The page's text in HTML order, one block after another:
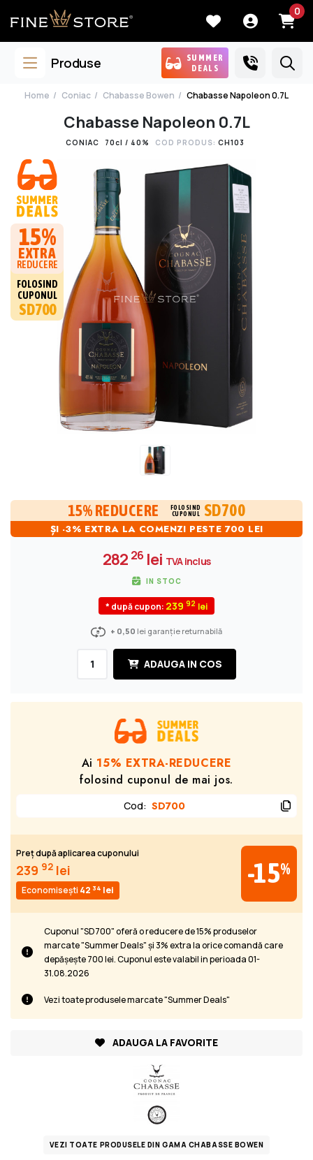
0
Produse
SUMMER
DEALS
Home Coniac Chabasse Bowen Chabasse Napoleon 0.7L
Chabasse Napoleon 0.7L
CONIAC 70cl / 40% COD PRODUS: CH103
15%
EXTRA
REDUCERE
FOLOSIND
CUPONUL
SD700
15% REDUCERE
FOLOSIND
CUPONUL
SD700
ȘI -3% EXTRA LA COMENZI PESTE 700 LEI
282 26 lei TVA inclus
IN STOC
* după cupon: 239 92
+ 0,50 lei garanție returnabilă
ADAUGA IN COS
Ai 15% EXTRA-REDUCERE
folosind cuponul de mai jos.
Cod: SD700
Preț după aplicarea cuponului
239 92 lei
Economisești 42 34 lei
-15%
Cuponul "SD700" oferă o reducere de 15% produselor
marcate "Summer Deals" și 3% extra la orice comandă care
depășește 700 lei. Cuponul este valabil in perioada 01-
31.08.2026
Vezi toate produsele marcate "Summer Deals"
ADAUGA LA FAVORITE
VEZI TOATE PRODUSELE DIN GAMA CHABASSE BOWEN